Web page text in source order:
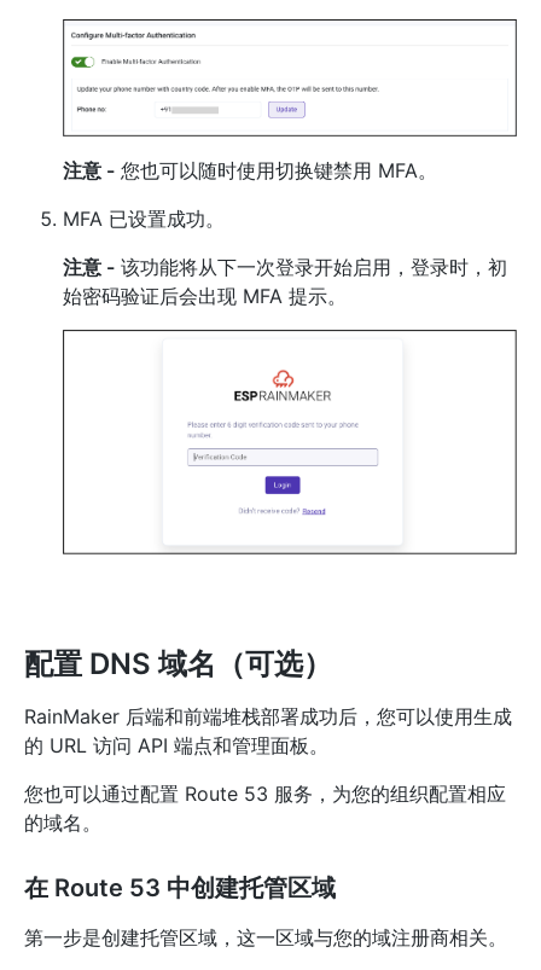
注意 - 您也可以随时使用切换键禁用 MFA。
MFA 已设置成功。
注意 - 该功能将从下一次登录开始启用，登录时，初
始密码验证后会出现 MFA 提示。
配置 DNS 域名（可选）
RainMaker 后端和前端堆栈部署成功后，您可以使用生成
的 URL 访问 API 端点和管理面板。
您也可以通过配置 Route 53 服务，为您的组织配置相应
的域名。
在 Route 53 中创建托管区域
第一步是创建托管区域，这一区域与您的域注册商相关。